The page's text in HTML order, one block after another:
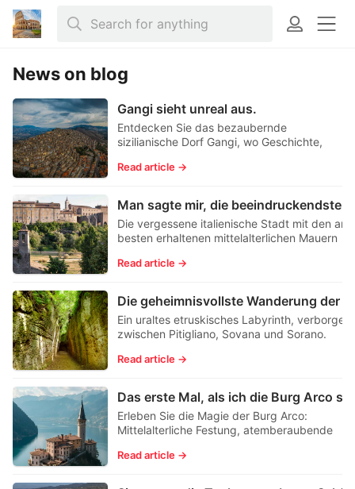
News on blog
Gangi sieht unreal aus.
Entdecken Sie das bezaubernde
sizilianische Dorf Gangi, wo Geschichte,
jeder Ecke auf Sie warten.
Read article →
Die vergessene italienische Stadt mit den am
besten erhaltenen mittelalterlichen Mauern
Read article →
Ein uraltes etruskisches Labyrinth, verborgen
zwischen Pitigliano, Sovana und Sorano.
Read article →
Erleben Sie die Magie der Burg Arco:
Mittelalterliche Festung, atemberaubende
Gardasee
Read article →